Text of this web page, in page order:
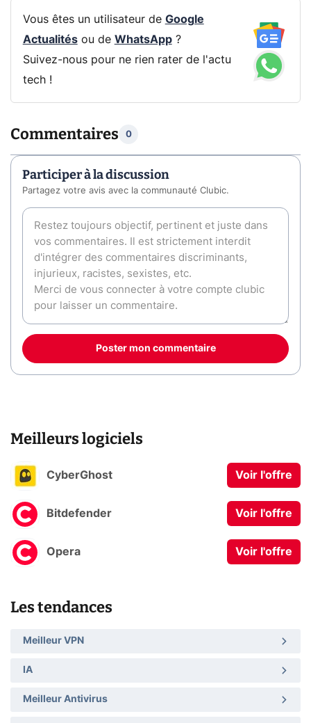
Vous êtes un utilisateur de Google
Actualitésou de WhatsApp?
Suivez-nous pour ne rien rater de l'actu
tech !
Commentaires 0
Participer à la discussion
Partagez votre avis avec la communauté Clubic.
Poster mon commentaire
Meilleurs logiciels
CyberGhost Voir l'offre
Bitdefender Voir l'offre
Opera Voir l'offre
Les tendances
Meilleur VPN
IA
Meilleur Antivirus